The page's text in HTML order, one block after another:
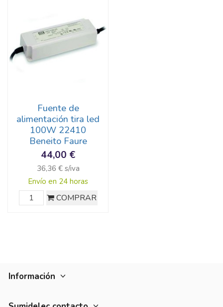
Fuente de
alimentación tira led
100W 22410
Beneito Faure
44,00 €
36,36 € s/iva
Envío en 24 horas
COMPRAR
Información